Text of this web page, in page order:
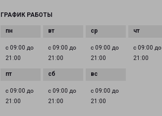
ГРАФИК РАБОТЫ
с 09:00 до
21:00
с 09:00 до
21:00
с 09:00 до
21:00
с 09:00 до
21:00
с 09:00 до
21:00
с 09:00 до
21:00
с 09:00 до
21:00